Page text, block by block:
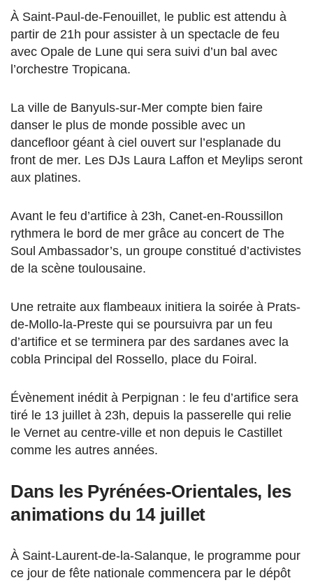
À Saint-Paul-de-Fenouillet, le public est attendu à
partir de 21h pour assister à un spectacle de feu
avec Opale de Lune qui sera suivi d’un bal avec
l’orchestre Tropicana.
La ville de Banyuls-sur-Mer compte bien faire
danser le plus de monde possible avec un
dancefloor géant à ciel ouvert sur l’esplanade du
front de mer. Les DJs Laura Laffon et Meylips seront
aux platines.
Avant le feu d’artifice à 23h, Canet-en-Roussillon
rythmera le bord de mer grâce au concert de The
Soul Ambassador’s, un groupe constitué d’activistes
de la scène toulousaine.
Une retraite aux flambeaux initiera la soirée à Prats-
de-Mollo-la-Preste qui se poursuivra par un feu
d’artifice et se terminera par des sardanes avec la
cobla Principal del Rossello, place du Foiral.
Évènement inédit à Perpignan : le feu d’artifice sera
tiré le 13 juillet à 23h, depuis la passerelle qui relie
le Vernet au centre-ville et non depuis le Castillet
comme les autres années.
Dans les Pyrénées-Orientales, les
animations du 14 juillet
À Saint-Laurent-de-la-Salanque, le programme pour
ce jour de fête nationale commencera par le dépôt